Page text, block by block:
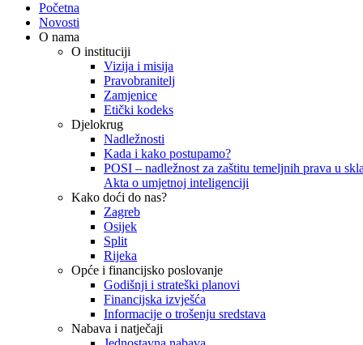
Početna
Novosti
O nama
O instituciji
Vizija i misija
Pravobranitelj
Zamjenice
Etički kodeks
Djelokrug
Nadležnosti
Kada i kako postupamo?
POSI – nadležnost za zaštitu temeljnih prava u
Akta o umjetnoj inteligenciji
Kako doći do nas?
Zagreb
Osijek
Split
Rijeka
Opće i financijsko poslovanje
Godišnji i strateški planovi
Financijska izvješća
Informacije o trošenju sredstava
Nabava i natječaji